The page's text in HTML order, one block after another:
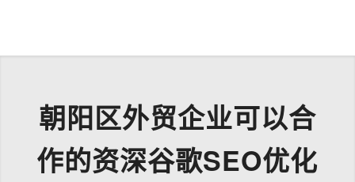
朝阳区外贸企业可以合
作的资深谷歌SEO优化